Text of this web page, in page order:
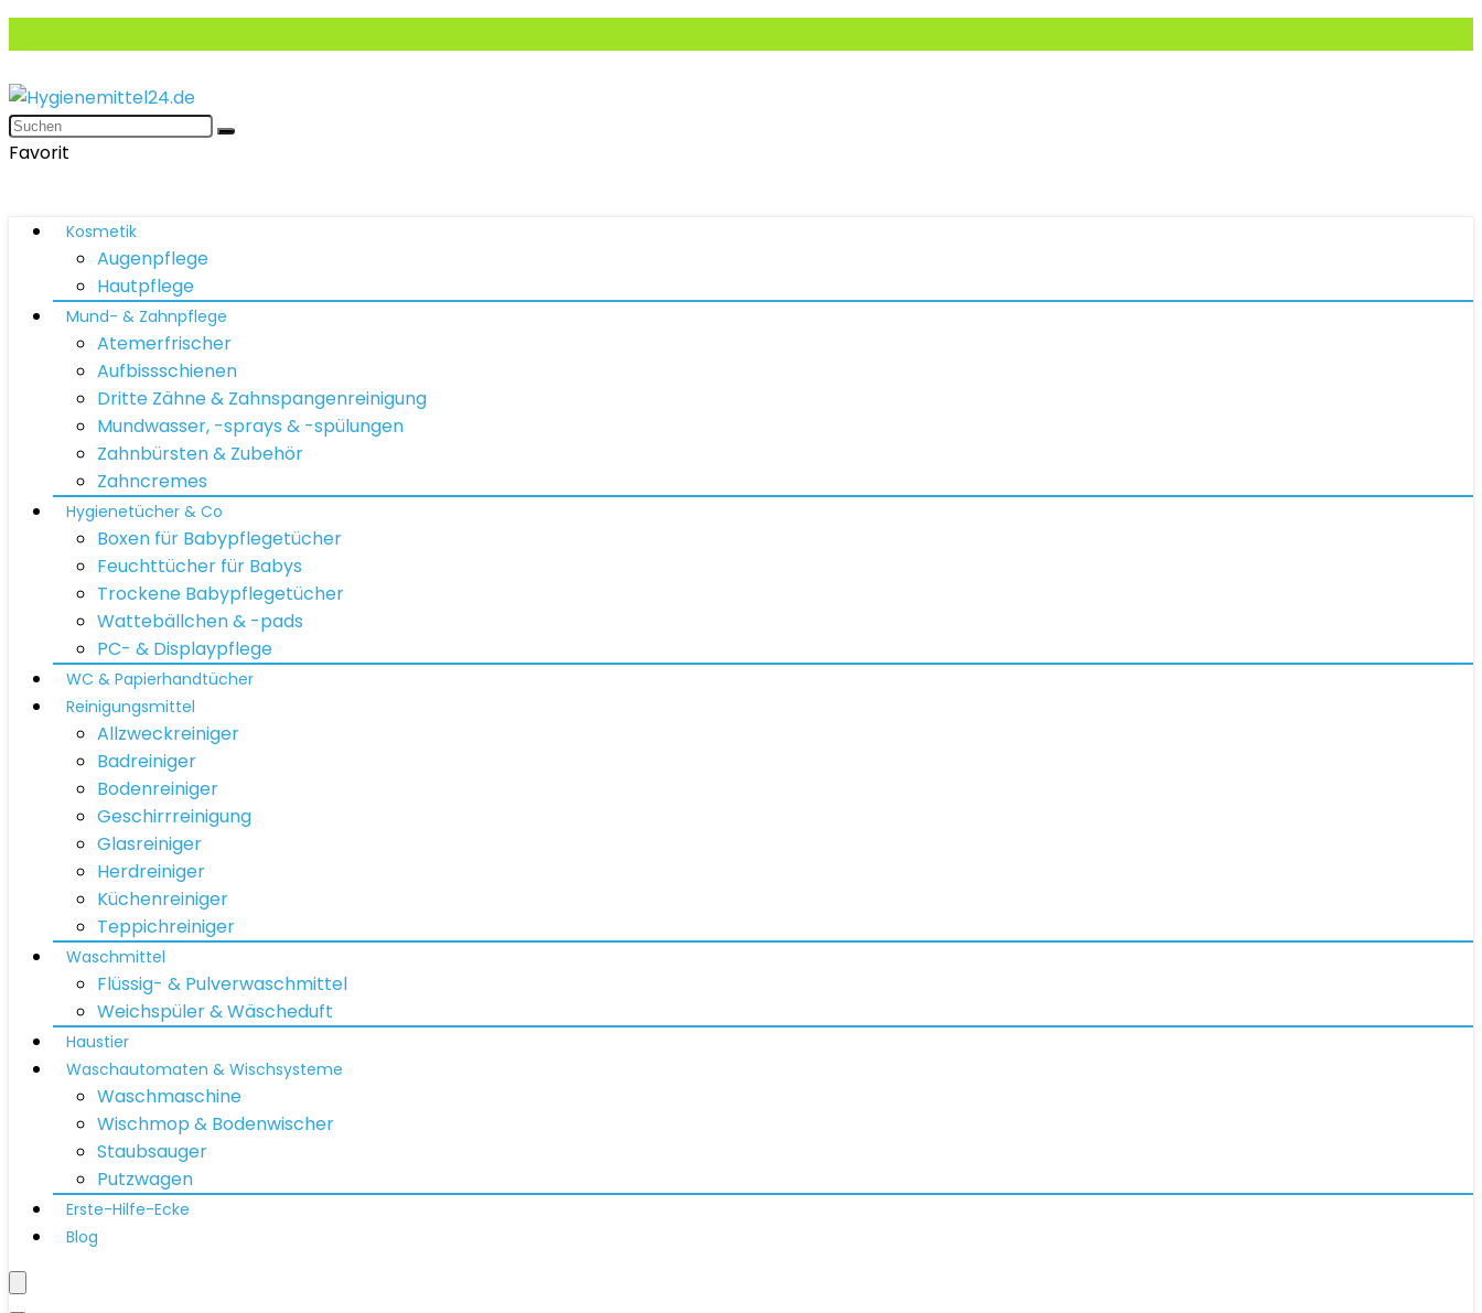
Favorit
Kosmetik
Augenpflege
Hautpflege
Mund- & Zahnpflege
Atemerfrischer
Aufbissschienen
Dritte Zähne & Zahnspangenreinigung
Mundwasser, -sprays & -spülungen
Zahnbürsten & Zubehör
Zahncremes
Hygienetücher & Co
Boxen für Babypflegetücher
Feuchttücher für Babys
Trockene Babypflegetücher
Wattebällchen & -pads
PC- & Displaypflege
WC & Papierhandtücher
Reinigungsmittel
Allzweckreiniger
Badreiniger
Bodenreiniger
Geschirrreinigung
Glasreiniger
Herdreiniger
Küchenreiniger
Teppichreiniger
Waschmittel
Flüssig- & Pulverwaschmittel
Weichspüler & Wäscheduft
Haustier
Waschautomaten & Wischsysteme
Waschmaschine
Wischmop & Bodenwischer
Staubsauger
Putzwagen
Erste-Hilfe-Ecke
Blog